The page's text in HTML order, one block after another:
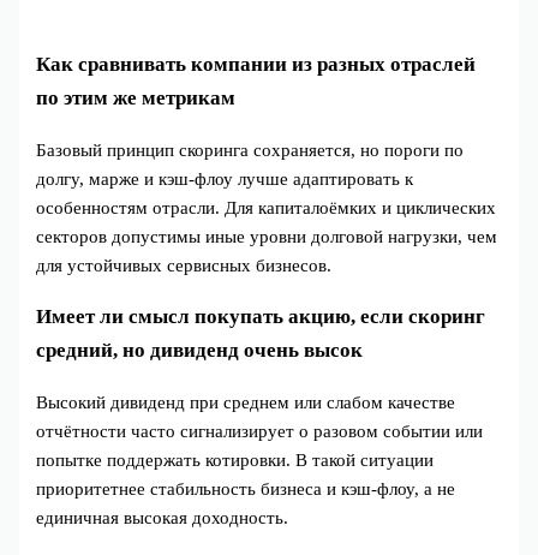
Как сравнивать компании из разных отраслей
по этим же метрикам
Базовый принцип скоринга сохраняется, но пороги по
долгу, марже и кэш-флоу лучше адаптировать к
особенностям отрасли. Для капиталоёмких и циклических
секторов допустимы иные уровни долговой нагрузки, чем
для устойчивых сервисных бизнесов.
Имеет ли смысл покупать акцию, если скоринг
средний, но дивиденд очень высок
Высокий дивиденд при среднем или слабом качестве
отчётности часто сигнализирует о разовом событии или
попытке поддержать котировки. В такой ситуации
приоритетнее стабильность бизнеса и кэш-флоу, а не
единичная высокая доходность.